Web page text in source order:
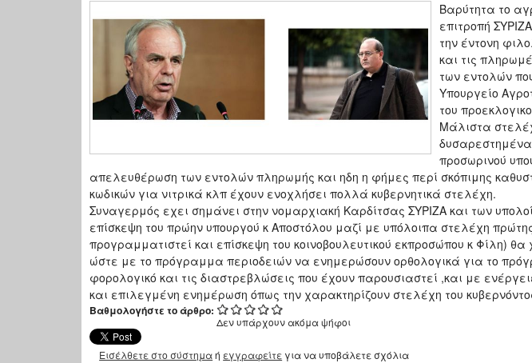
Βαρύτητα το
επιτροπή
την έντονη
και τις
των εντολών
Υπουργείο
του
Μάλιστα
δυσαρεστημένα
προσωρινού
απελευθέρωση των εντολών πληρωμής και ηδη η φήμες περί σκόπιμης
κωδικών για νιτρικά κλπ έχουν ενοχλήσει πολλά κυβερνητικά στελέχη.
Συναγερμός εχει σημάνει στην νομαρχιακή Καρδίτσας ΣΥΡΙΖΑ και των
επίσκεψη του πρώην υπουργού κ Αποστόλου μαζί με υπόλοιπα στελέχη
προγραμματιστεί και επίσκεψη του κοινοβουλευτικού εκπροσώπου κ Φίλη) θα
ώστε με το πρόγραμμα περιοδειών να ενημερώσουν ορθολογικά για το
φορολογικό και τις διαστρεβλώσεις που έχουν παρουσιαστεί ,και με
και επιλεγμένη ενημέρωση όπως την χαρακτηρίζουν στελέχη του
Βαθμολογήστε το άρθρο:
Δεν υπάρχουν ακόμα ψήφοι
Εισέλθετε στο σύστημαή εγγραφείτε για να υποβάλετε σχόλια